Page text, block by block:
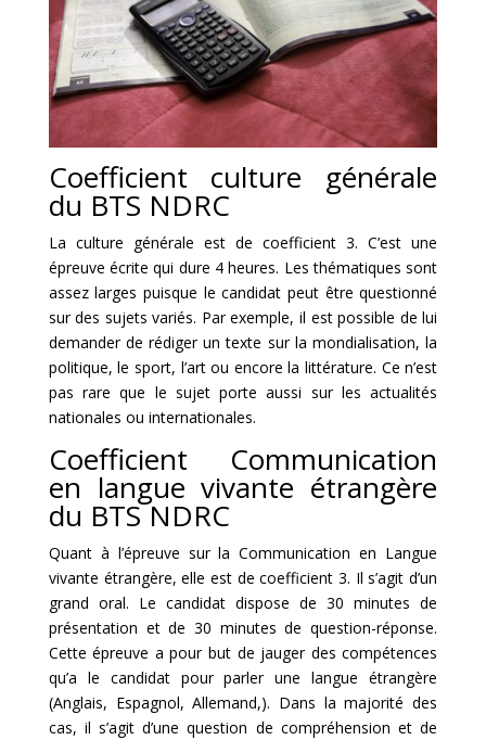
Coefficient culture générale
du BTS NDRC
La culture générale est de coefficient 3. C’est une
épreuve écrite qui dure 4 heures. Les thématiques sont
assez larges puisque le candidat peut être questionné
sur des sujets variés. Par exemple, il est possible de lui
demander de rédiger un texte sur la mondialisation, la
politique, le sport, l’art ou encore la littérature. Ce n’est
pas rare que le sujet porte aussi sur les actualités
nationales ou internationales.
Coefficient Communication
en langue vivante étrangère
du BTS NDRC
Quant à l’épreuve sur la Communication en Langue
vivante étrangère, elle est de coefficient 3. Il s’agit d’un
grand oral. Le candidat dispose de 30 minutes de
présentation et de 30 minutes de question-réponse.
Cette épreuve a pour but de jauger des compétences
qu’a le candidat pour parler une langue étrangère
(Anglais, Espagnol, Allemand,). Dans la majorité des
cas, il s’agit d’une question de compréhension et de